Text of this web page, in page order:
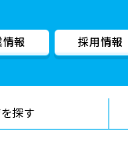
報 採用情報
探す